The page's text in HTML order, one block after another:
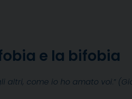
e la bifobia
altri, come io ho amato voi.”